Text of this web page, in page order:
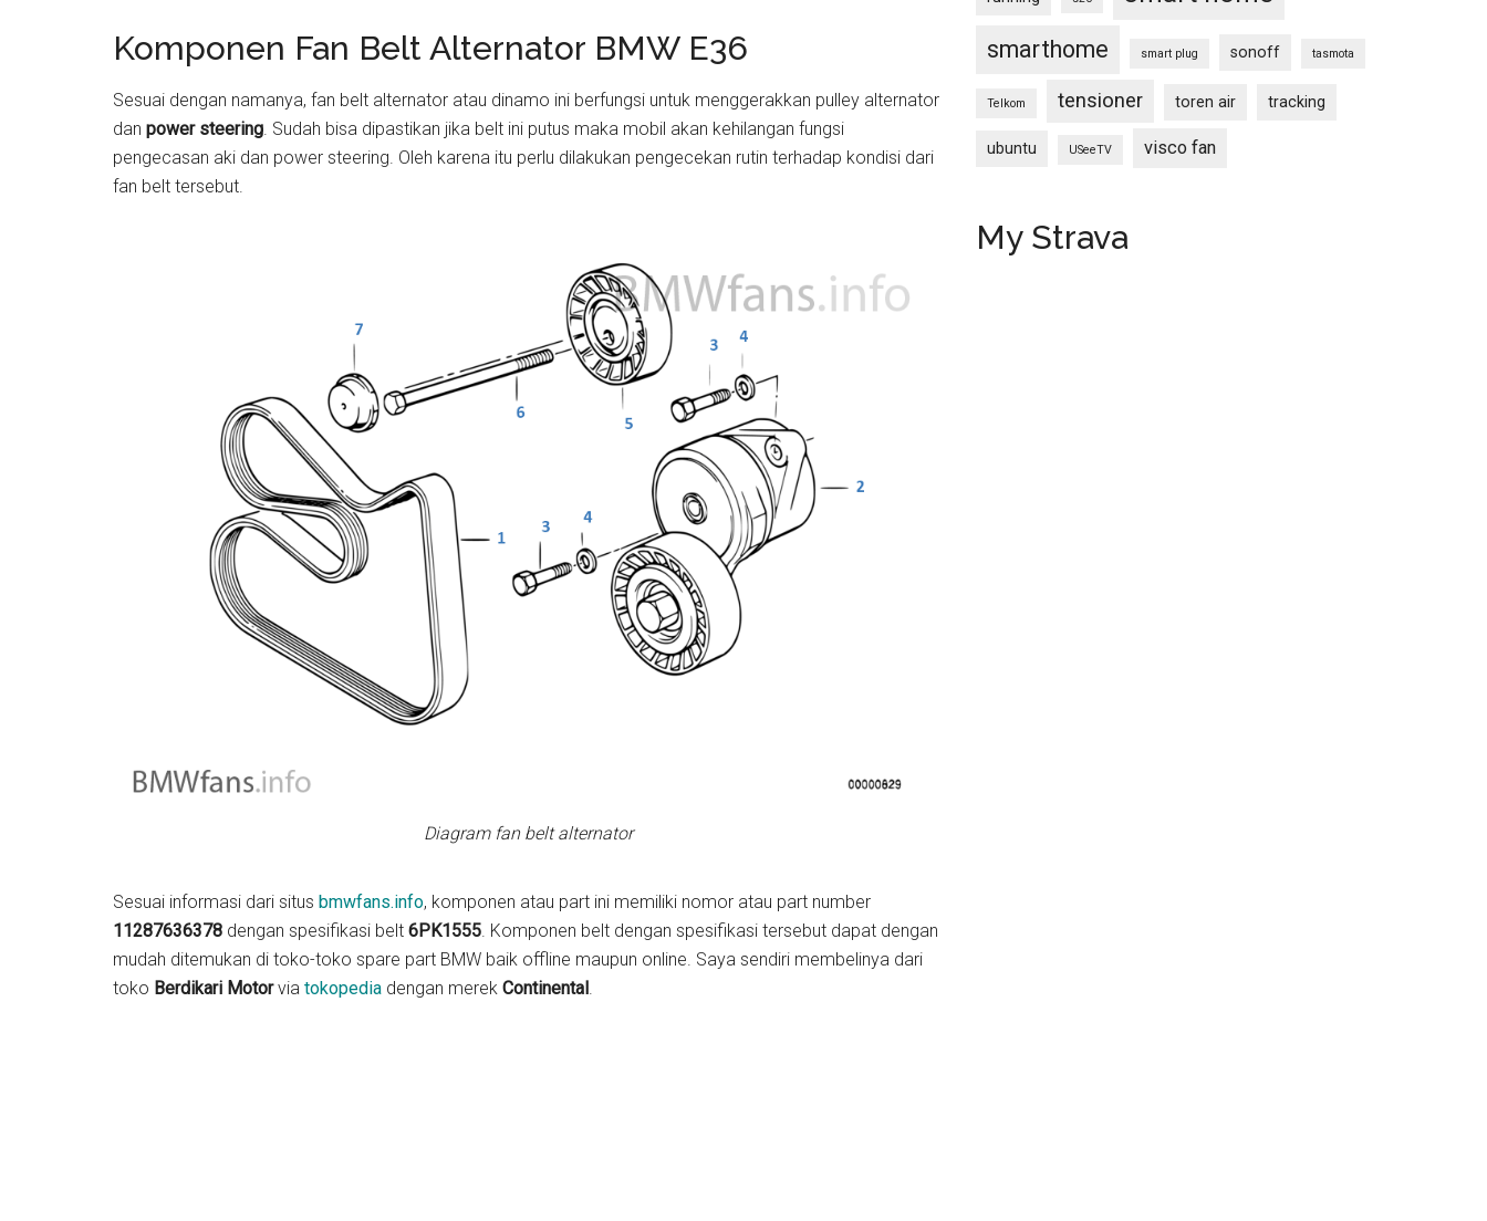
Komponen Fan Belt Alternator BMW E36
Sesuai dengan namanya, fan belt alternator atau dinamo ini berfungsi untuk menggerakkan pulley alternator
dan power steering. Sudah bisa dipastikan jika belt ini putus maka mobil akan kehilangan fungsi
pengecasan aki dan power steering. Oleh karena itu perlu dilakukan pengecekan rutin terhadap kondisi dari
fan belt tersebut.
Diagram fan belt alternator
Sesuai informasi dari situs bmwfans.info, komponen atau part ini memiliki nomor atau part number
11287636378 dengan spesifikasi belt 6PK1555 . Komponen belt dengan spesifikasi tersebut dapat dengan
mudah ditemukan di toko-toko spare part BMW baik offline maupun online. Saya sendiri membelinya dari
toko Berdikari Motorvia tokopedia dengan merek Continental
smarthome smart plug sonoff tasmota
Telkom tensioner toren air tracking
ubuntu USeeTV visco fan
My Strava